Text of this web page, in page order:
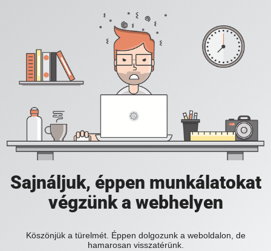
Sajnáljuk, éppen munkálatokat
végzünk a webhelyen
Köszönjük a türelmét. Éppen dolgozunk a weboldalon, de
hamarosan visszatérünk.